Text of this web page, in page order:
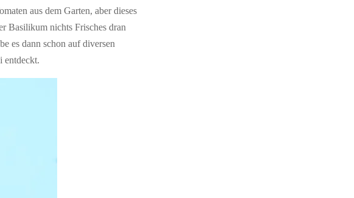
aus dem Garten, aber dieses
Basilikum nichts Frisches dran
es dann schon auf diversen
entdeckt.